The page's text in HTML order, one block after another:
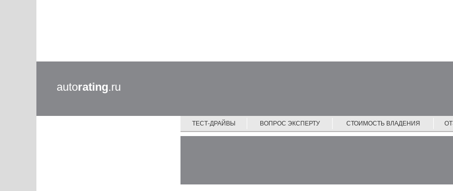
autorating.ru
ТЕСТ-ДРАЙВЫ ВОПРОС ЭКСПЕРТУ СТОИМОСТЬ ВЛАДЕНИЯ